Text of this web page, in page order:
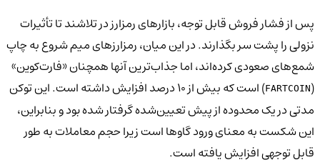
پس از فشار فروش قابل توجه، بازارهای رمزارز در تلاشند تا تأثیرات
نزولی را پشت سر بگذارند. در این میان، رمزارزهای میم شروع به چاپ
شمع‌های صعودی کرده‌اند، اما جذاب‌ترین آنها همچنان «فارت‌کوین»
FARTCOIN
) است که بیش از ۱۰ درصد افزایش داشته است. این توکن
مدتی در یک محدوده از پیش تعیین‌شده گرفتار شده بود و بنابراین،
این شکست به معنای ورود گاوها است زیرا حجم معاملات به طور
قابل توجهی افزایش یافته است.